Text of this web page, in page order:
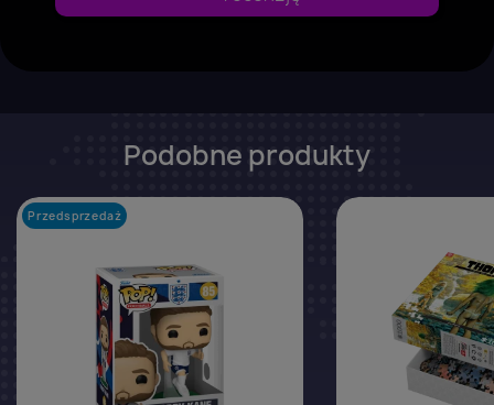
Podobne produkty
Przedsprzedaż